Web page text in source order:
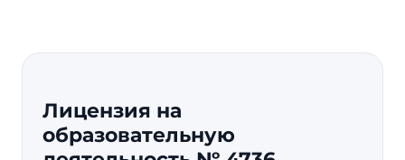
Лицензия на
образовательную